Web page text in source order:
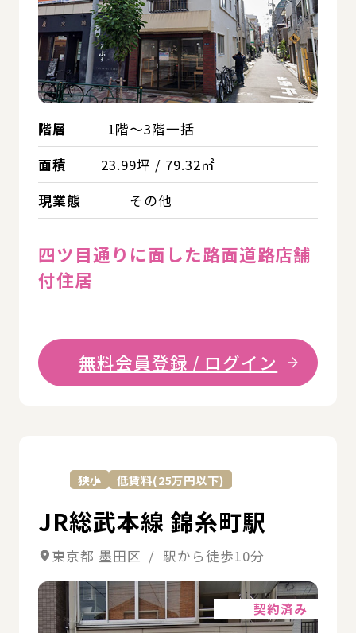
階層
1階～3階一括
面積
23.99坪 / 79.32㎡
現業態
その他
四ツ目通りに面した路面道路店舗
付住居
無料会員登録 / ログイン
狭小 低賃料(25万円以下)
JR総武本線 錦糸町駅
東京都 墨田区 / 駅から徒歩10分
契約済み